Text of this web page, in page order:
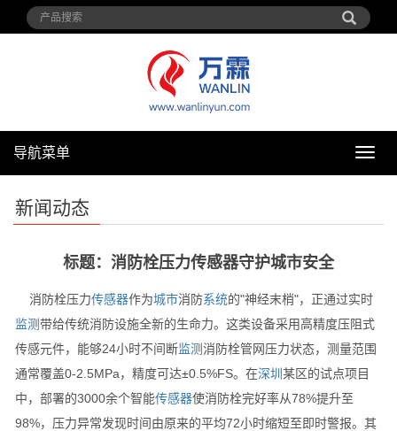
导
导航菜单
新闻动态
标题：消防栓压力传感器守护城市安全
消防栓压力传感器作为城市消防系统的"神经末梢"，正通过实时
监测带给传统消防设施全新的生命力。这类设备采用高精度压阻式
传感元件，能够24小时不间断监测消防栓管网压力状态，测量范围
通常覆盖0-2.5MPa，精度可达±0.5%FS。在深圳 某区的试点项目
中，部署的3000余个智能传感器使消防栓完好率从78%提升至
98%，压力异常发现时间由原来的平均72小时缩短至即时警报。其